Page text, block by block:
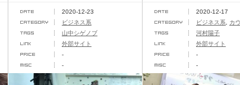
2020-12-23
ビジネス系
山中シゲノブ
外部サイト
-
-
カウンセラー養成講座
2020-12-17
ビジネス系
カ
河村陽子
外部サイト
-
-